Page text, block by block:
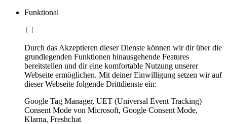
Funktional
Durch das Akzeptieren dieser Dienste können wir dir über die
grundlegenden Funktionen hinausgehende Features
bereitstellen und dir eine komfortable Nutzung unserer
Webseite ermöglichen. Mit deiner Einwilligung setzen wir auf
dieser Webseite folgende Drittdienste ein:
Google Tag Manager, UET (Universal Event Tracking)
Consent Mode von Microsoft, Google Consent Mode,
Klarna, Freshchat